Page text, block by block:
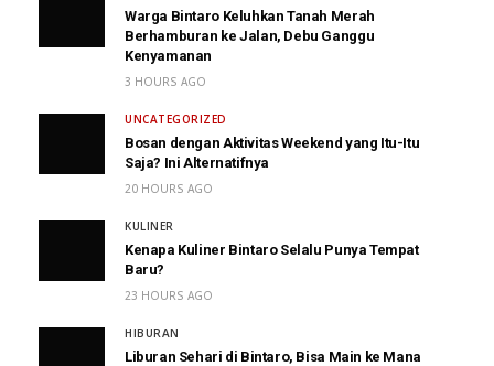
Warga Bintaro Keluhkan Tanah Merah
Berhamburan ke Jalan, Debu Ganggu
Kenyamanan
3 HOURS AGO
UNCATEGORIZED
Bosan dengan Aktivitas Weekend yang Itu-Itu
Saja? Ini Alternatifnya
20 HOURS AGO
KULINER
Kenapa Kuliner Bintaro Selalu Punya Tempat
Baru?
23 HOURS AGO
HIBURAN
Liburan Sehari di Bintaro, Bisa Main ke Mana